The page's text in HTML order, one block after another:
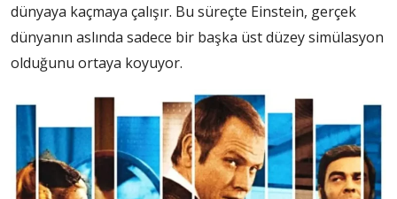
dünyaya kaçmaya çalışır. Bu süreçte Einstein, gerçek
dünyanın aslında sadece bir başka üst düzey simülasyon
olduğunu ortaya koyuyor.